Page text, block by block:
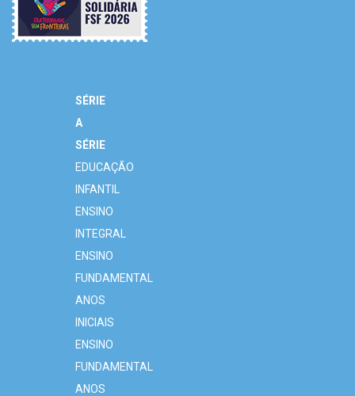
SÉRIE
A
SÉRIE
EDUCAÇÃO
INFANTIL
ENSINO
INTEGRAL
ENSINO
FUNDAMENTAL
ANOS
INICIAIS
ENSINO
FUNDAMENTAL
ANOS